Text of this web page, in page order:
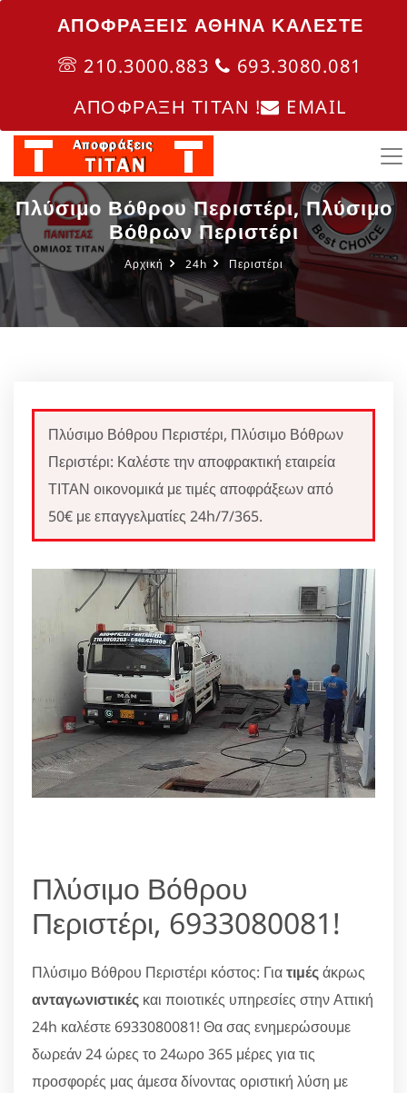
ΑΠΟΦΡΑΞΕΙΣ ΑΘΗΝΑ ΚΑΛΈΣΤΕ
210.3000.883
693.3080.081
ΑΠΟΦΡΑΞΗ ΤΙΤΑΝ !
EMAIL
Πλύσιμο Βόθρου Περιστέρι, Πλύσιμο
Βόθρων Περιστέρι
Αρχική 24h Περιστέρι
Πλύσιμο Βόθρου Περιστέρι, Πλύσιμο Βόθρων
Περιστέρι: Καλέστε την αποφρακτική εταιρεία
ΤΙΤΑΝ οικονομικά με τιμές αποφράξεων από
50€ με επαγγελματίες 24h/7/365.
Πλύσιμο Βόθρου
Περιστέρι, 6933080081!
Πλύσιμο Βόθρου Περιστέρι κόστος: Γιατιμέςάκρως
ανταγωνιστικές και ποιοτικές υπηρεσίες στην Αττική
24h καλέστε 6933080081! Θα σας ενημερώσουμε
δωρεάν 24 ώρες το 24ωρο 365 μέρες για τις
προσφορές μας άμεσα δίνοντας οριστική λύση με